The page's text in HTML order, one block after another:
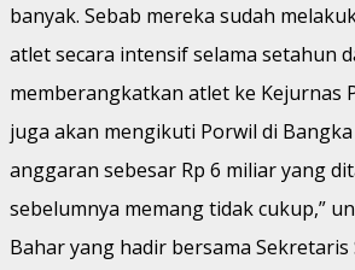
banyak. Sebab mereka sudah
atlet secara intensif selama setahun
memberangkatkan atlet ke Kejurnas
juga akan mengikuti Porwil di
anggaran sebesar Rp 6 miliar yang
sebelumnya memang tidak cukup,”
Bahar yang hadir bersama Sekretaris